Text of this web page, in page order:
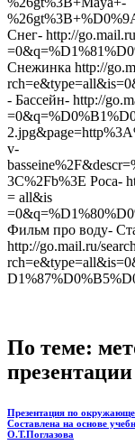
Снег- http://
Снежинка http://
- Бассейн- http://
v-
3C%2Fb%3E Роса-
= all&is
Фильм про воду-
http://go.mail.ru/
По теме:
Презентация по
Составлена на основе
О.Т.Поглазова